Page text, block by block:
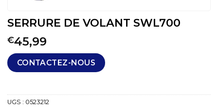
SERRURE DE VOLANT SWL700
€45,99
CONTACTEZ-NOUS
UGS : 0523212